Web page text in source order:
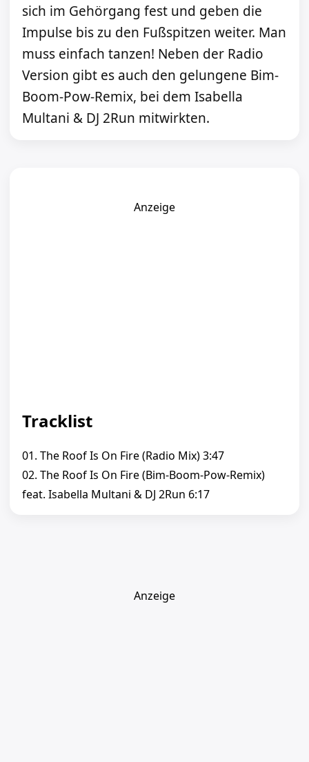
sich im Gehörgang fest und geben die
Impulse bis zu den Fußspitzen weiter. Man
muss einfach tanzen! Neben der Radio
Version gibt es auch den gelungene Bim-
Boom-Pow-Remix, bei dem Isabella
Multani & DJ 2Run mitwirkten.
Anzeige
Tracklist
01. The Roof Is On Fire (Radio Mix) 3:47
02. The Roof Is On Fire (Bim-Boom-Pow-Remix)
feat. Isabella Multani & DJ 2Run 6:17
Anzeige